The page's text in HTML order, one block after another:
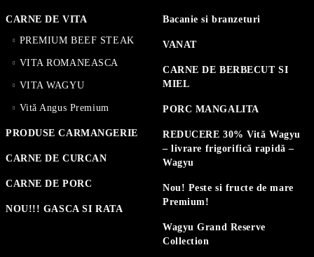
CARNE DE VITA
PREMIUM BEEF STEAK
VITA ROMANEASCA
VITA WAGYU
Vită Angus Premium
PRODUSE CARMANGERIE
CARNE DE CURCAN
CARNE DE PORC
NOU!!! GASCA SI RATA
Bacanie si branzeturi
VANAT
CARNE DE BERBECUT SI
MIEL
PORC MANGALITA
REDUCERE 30% Vită Wagyu
– livrare frigorifică rapidă –
Wagyu
Nou! Peste si fructe de mare
Premium!
Wagyu Grand Reserve
Collection